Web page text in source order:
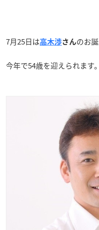
7月25日は高木渉さんのお
今年で54歳を迎えられます。